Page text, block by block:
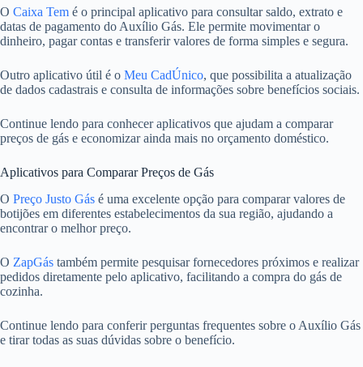
O Caixa Tem é o principal aplicativo para consultar saldo, extrato e
datas de pagamento do Auxílio Gás. Ele permite movimentar o
dinheiro, pagar contas e transferir valores de forma simples e segura.
Outro aplicativo útil é o Meu CadÚnico, que possibilita a atualização
de dados cadastrais e consulta de informações sobre benefícios sociais.
Continue lendo para conhecer aplicativos que ajudam a comparar
preços de gás e economizar ainda mais no orçamento doméstico.
Aplicativos para Comparar Preços de Gás
O Preço Justo Gás é uma excelente opção para comparar valores de
botijões em diferentes estabelecimentos da sua região, ajudando a
encontrar o melhor preço.
O ZapGás também permite pesquisar fornecedores próximos e realizar
pedidos diretamente pelo aplicativo, facilitando a compra do gás de
cozinha.
Continue lendo para conferir perguntas frequentes sobre o Auxílio Gás
e tirar todas as suas dúvidas sobre o benefício.